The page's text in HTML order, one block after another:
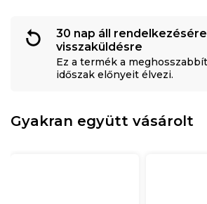
30 nap áll
visszaküldésre
Ez a termék a
időszak előnyeit élvezi.
Gyakran együtt vásárolt